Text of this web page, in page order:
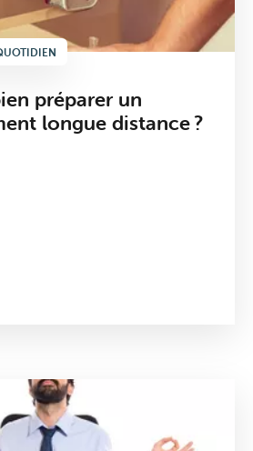
préparer un
longue distance ?